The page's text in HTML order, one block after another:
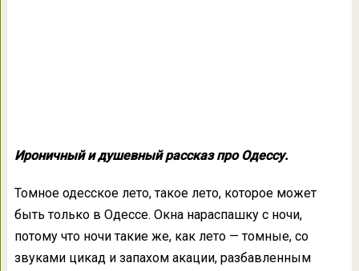
Ироничный и душевный рассказ про Одессу.
Томное одесское лето, такое лето, которое может
быть только в Одессе. Окна нараспашку с ночи,
потому что ночи такие же, как лето — томные, со
звуками цикад и запахом акации, разбавленным